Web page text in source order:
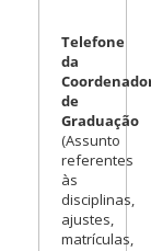
Telefone
da
de
Graduação
(Assunto
referentes
às
disciplinas,
ajustes,
matrículas,